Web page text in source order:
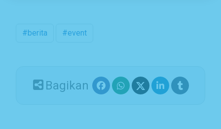
#berita #event
Bagikan